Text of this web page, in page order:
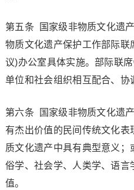
第五条 国家级非物质文化遗
物质文化遗产保护工作部际
议)办公室具体实施。部际联
单位和社会组织相互配合、协
第六条 国家级非物质文化遗
有杰出价值的民间传统文化
质文化遗产中具有典型意义
俗学、社会学、人类学、语
值。